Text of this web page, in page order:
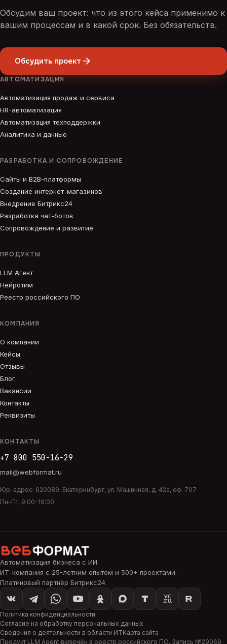
Обсудим ваш проект: что из этого кейса применимо к
вашим процессам и в какой срок. Без обязательств.
Обсудить проект
АВТОМАТИЗАЦИЯ
Автоматизация продаж и сервиса
HR-автоматизация
Автоматизация техподдержки
Аналитика и данные
РАЗРАБОТКА И СОПРОВОЖДЕНИЕ
Сайты и B2B-платформы
Создание интернет-магазинов
Внедрение Битрикс24
Разработка чат-ботов
Сопровождение и развитие
ПРОДУКТЫ
LLM Агент
Нейротим
Реестр российского ПО
КОМПАНИЯ
О компании
Кейсы
Отзывы
Блог
Вакансии
Контакты
Реквизиты
КОНТАКТЫ
+7 800 550-16-29
mail@webformat.ru
Юр. адрес: 620089, Екатеринбург, ул. Машинная, д. 42а, оф. 707
Пн-Пт, 9:00-19:00
Политика конфиденциальности
Согласие на обработку персональных данных
Сведения о деятельности в области ИТКарта сайта
Продукт LLM Agent включён в реестр российского ПО, Запись №29069
Автоматизация бизнеса с ИИ.
ИТ-компания с 25-летним опытом и 500+ проектами.
Платиновый партнёр Битрикс24.